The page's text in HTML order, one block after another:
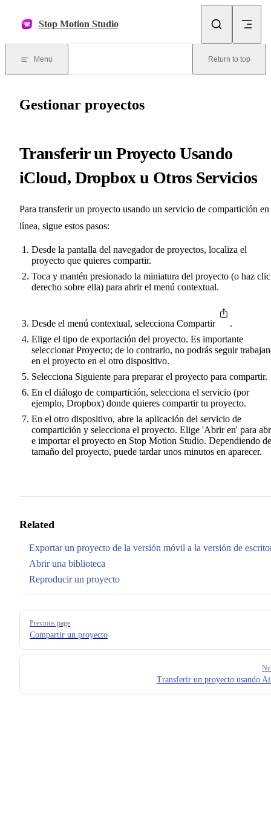
Stop Motion Studio
Menu Return to top
Gestionar proyectos
Transferir un Proyecto Usando
iCloud, Dropbox u Otros Servicios
Para transferir un proyecto usando un servicio de compartición en
línea, sigue estos pasos:
Desde la pantalla del navegador de proyectos, localiza el
proyecto que quieres compartir.
Toca y mantén presionado la miniatura del proyecto (o haz clic
derecho sobre ella) para abrir el menú contextual.
Desde el menú contextual, selecciona Compartir
.
Elige el tipo de exportación del proyecto. Es importante
seleccionar Proyecto; de lo contrario, no podrás seguir
en el proyecto en el otro dispositivo.
Selecciona Siguiente para preparar el proyecto para compartir.
En el diálogo de compartición, selecciona el servicio (por
ejemplo, Dropbox) donde quieres compartir tu proyecto.
En el otro dispositivo, abre la aplicación del servicio de
compartición y selecciona el proyecto. Elige 'Abrir en' para
e importar el proyecto en Stop Motion Studio. Dependiendo
tamaño del proyecto, puede tardar unos minutos en aparecer.
Related
Exportar un proyecto de la versión móvil a la versión de
Abrir una biblioteca
Reproducir un proyecto
Pager
Previous page
Compartir un proyecto
Transferir un proyecto usando